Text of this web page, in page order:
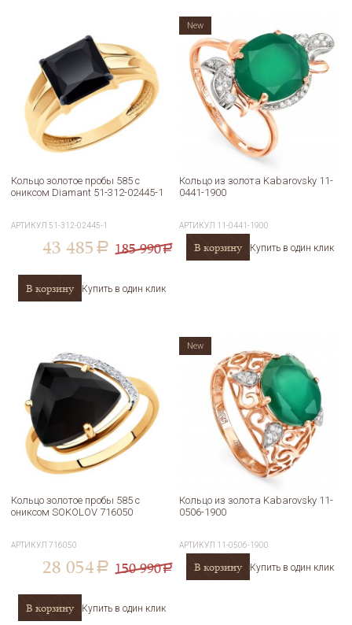
Кольцо золотое пробы 585 с
ониксом Diamant 51-312-02445-1
АРТИКУЛ51-312-02445-1
43 485 a 185 990a
В корзину Купить в один клик
Кольцо из золота Kabarovsky 11-
0441-1900
АРТИКУЛ 11-0441-1900
В корзину Купить в один клик
New
Кольцо золотое пробы 585 с
ониксом SOKOLOV 716050
АРТИКУЛ716050
28 054 a 150 990a
В корзину Купить в один клик
Кольцо из золота Kabarovsky 11-
0506-1900
АРТИКУЛ 11-0506-1900
В корзину Купить в один клик
New